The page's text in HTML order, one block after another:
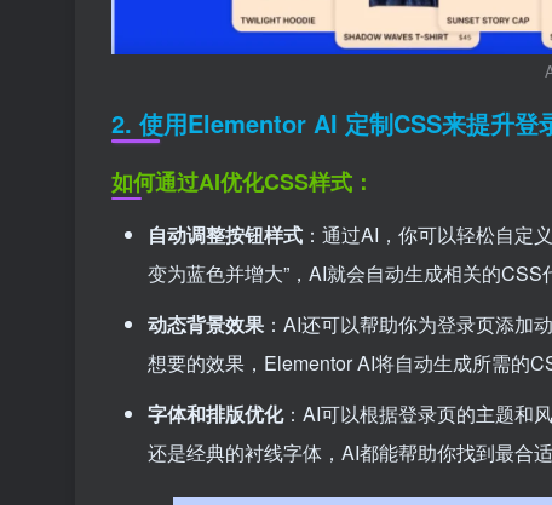
2. 使用Elementor AI 定制CSS来提升登
如何通过AI优化CSS样式：
自动调整按钮样式 ：通过AI，你可以轻松自定
变为蓝色并增大”，AI就会自动生成相关的CSS
动态背景效果 ：AI还可以帮助你为登录页添加
想要的效果，Elementor AI将自动生成所需的
字体和排版优化：AI可以根据登录页的主题和
还是经典的衬线字体，AI都能帮助你找到最合适